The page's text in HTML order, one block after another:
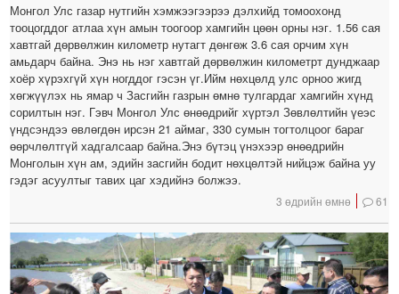
Монгол Улс газар нутгийн хэмжээгээрээ дэлхийд томоохонд
тооцогддог атлаа хүн амын тоогоор хамгийн цөөн орны нэг. 1.56 сая
хавтгай дөрвөлжин километр нутагт дөнгөж 3.6 сая орчим хүн
амьдарч байна. Энэ нь нэг хавтгай дөрвөлжин километрт дунджаар
хоёр хүрэхгүй хүн ногддог гэсэн үг.Ийм нөхцөлд улс орноо жигд
хөгжүүлэх нь ямар ч Засгийн газрын өмнө тулгардаг хамгийн хүнд
сорилтын нэг. Гэвч Монгол Улс өнөөдрийг хүртэл Зөвлөлтийн үеэс
үндсэндээ өвлөгдөн ирсэн 21 аймаг, 330 сумын тогтолцоог бараг
өөрчлөлтгүй хадгалсаар байна.Энэ бүтэц үнэхээр өнөөдрийн
Монголын хүн ам, эдийн засгийн бодит нөхцөлтэй нийцэж байна уу
гэдэг асуултыг тавих цаг хэдийнэ болжээ.
3 өдрийн өмнө 61